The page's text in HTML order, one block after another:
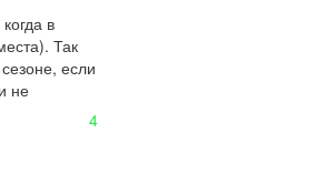
в
Так
если
не
4